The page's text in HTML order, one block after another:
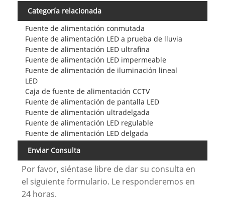
Categoría relacionada
Fuente de alimentación conmutada
Fuente de alimentación LED a prueba de lluvia
Fuente de alimentación LED ultrafina
Fuente de alimentación LED impermeable
Fuente de alimentación de iluminación lineal
LED
Caja de fuente de alimentación CCTV
Fuente de alimentación de pantalla LED
Fuente de alimentación ultradelgada
Fuente de alimentación LED regulable
Fuente de alimentación LED delgada
Enviar Consulta
Por favor, siéntase libre de dar su consulta en
el siguiente formulario. Le responderemos en
24 horas.